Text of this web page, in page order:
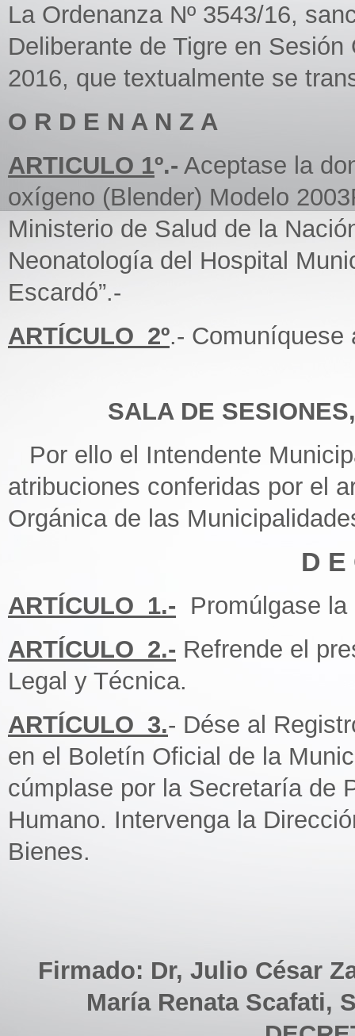
La Ordenanza Nº 3543/16,
Deliberante de Tigre en
2016, que textualmente se
O R D E N A N Z A
ARTICULO 1º.- Aceptase la
oxígeno (Blender) Modelo
Ministerio de Salud de la
Neonatología del Hospital
Escardó”.-
ARTÍCULO_2º.- Comuníquese
SALA DE
Por ello el Intendente
atribuciones conferidas por el
Orgánica de las
D E
ARTÍCULO_1.- Promúlgase la
ARTÍCULO_2.- Refrende el
Legal y Técnica.
ARTÍCULO_3.- Dése al
en el Boletín Oficial de la
cúmplase por la Secretaría de
Humano. Intervenga la
Bienes.
Firmado: Dr, Julio César
María Renata Scafati,